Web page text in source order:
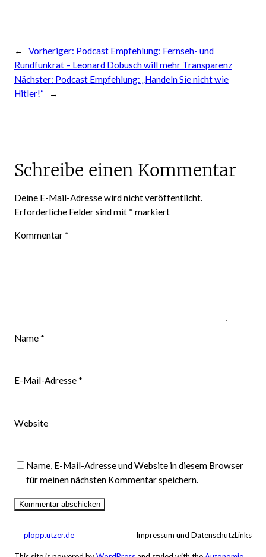
← Vorheriger: Podcast Empfehlung: Fernseh- und
Rundfunkrat – Leonard Dobusch will mehr Transparenz
Nächster: Podcast Empfehlung: „Handeln Sie nicht wie
Hitler!“
→
Schreibe einen Kommentar
Deine E-Mail-Adresse wird nicht veröffentlicht.
Erforderliche Felder sind mit * markiert
Kommentar *
Name *
E-Mail-Adresse *
Website
Name, E-Mail-Adresse und Website in diesem Browser
für meinen nächsten Kommentar speichern.
plopp.utzer.de Impressum und DatenschutzLinks